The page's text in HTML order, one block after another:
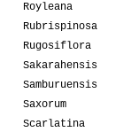
Royleana
Rubrispinosa
Rugosiflora
Sakarahensis
Samburuensis
Saxorum
Scarlatina